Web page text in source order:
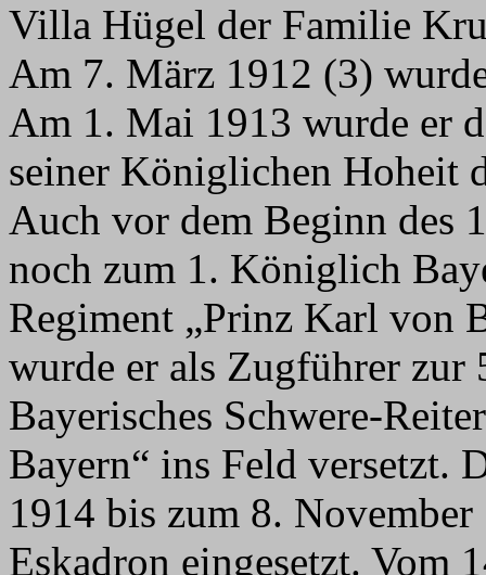
Villa Hügel der Familie
Am 7. März 1912 (3)
Am 1. Mai 1913 wurde er
seiner Königlichen Hoheit
Auch vor dem Beginn des
noch zum 1. Königlich
Regiment „Prinz Karl von
wurde er als Zugführer
Bayerisches Schwere-
Bayern“ ins Feld versetzt.
1914 bis zum 8.
Eskadron eingesetzt. Vom